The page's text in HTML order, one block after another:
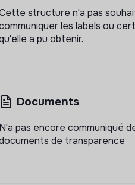
structure n'a pas
les labels ou
a pu obtenir.
Documents
N'a pas encore communiqué
de transparence